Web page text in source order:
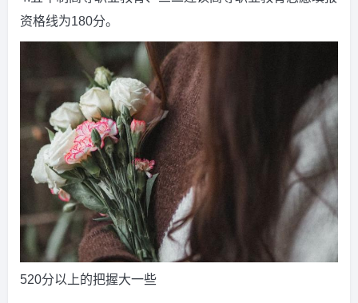
资格线为180分。
520分以上的把握大一些